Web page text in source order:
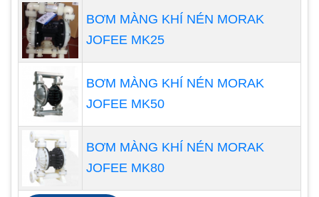
Nhiệt độ máy bơm màng cao
Một sự cố khác có thể xảy ra đó chính là nhiệt độ
bơm tăng cao, có thể lên đến 75 độ C. Vấn đề này
BƠM MÀNG KHÍ NÉN MORAK
JOFEE MK25
BƠM MÀNG KHÍ NÉN MORAK
JOFEE MK50
BƠM MÀNG KHÍ NÉN MORAK
JOFEE MK80